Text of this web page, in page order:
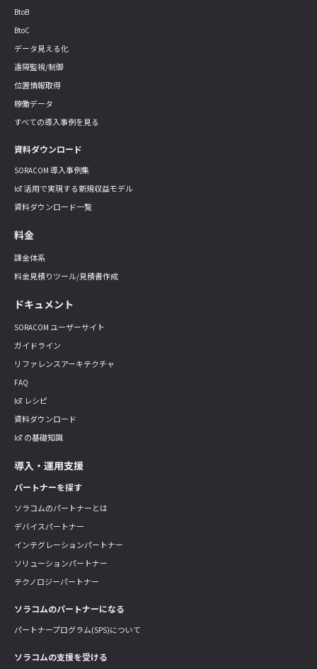
BtoB
BtoC
データ見える化
遠隔監視/制御
位置情報取得
稼働データ
すべての導入事例を見る
資料ダウンロード
SORACOM 導入事例集
IoT 活用で実現する新規収益モデル
資料ダウンロード一覧
料金
課金体系
料金見積りツール/見積書作成
ドキュメント
SORACOM ユーザーサイト
ガイドライン
リファレンスアーキテクチャ
FAQ
IoT レシピ
資料ダウンロード
IoT の基礎知識
導入・運用支援
パートナーを探す
ソラコムのパートナーとは
デバイスパートナー
インテグレーションパートナー
ソリューションパートナー
テクノロジーパートナー
ソラコムのパートナーになる
パートナープログラム(SPS)について
ソラコムの支援を受ける